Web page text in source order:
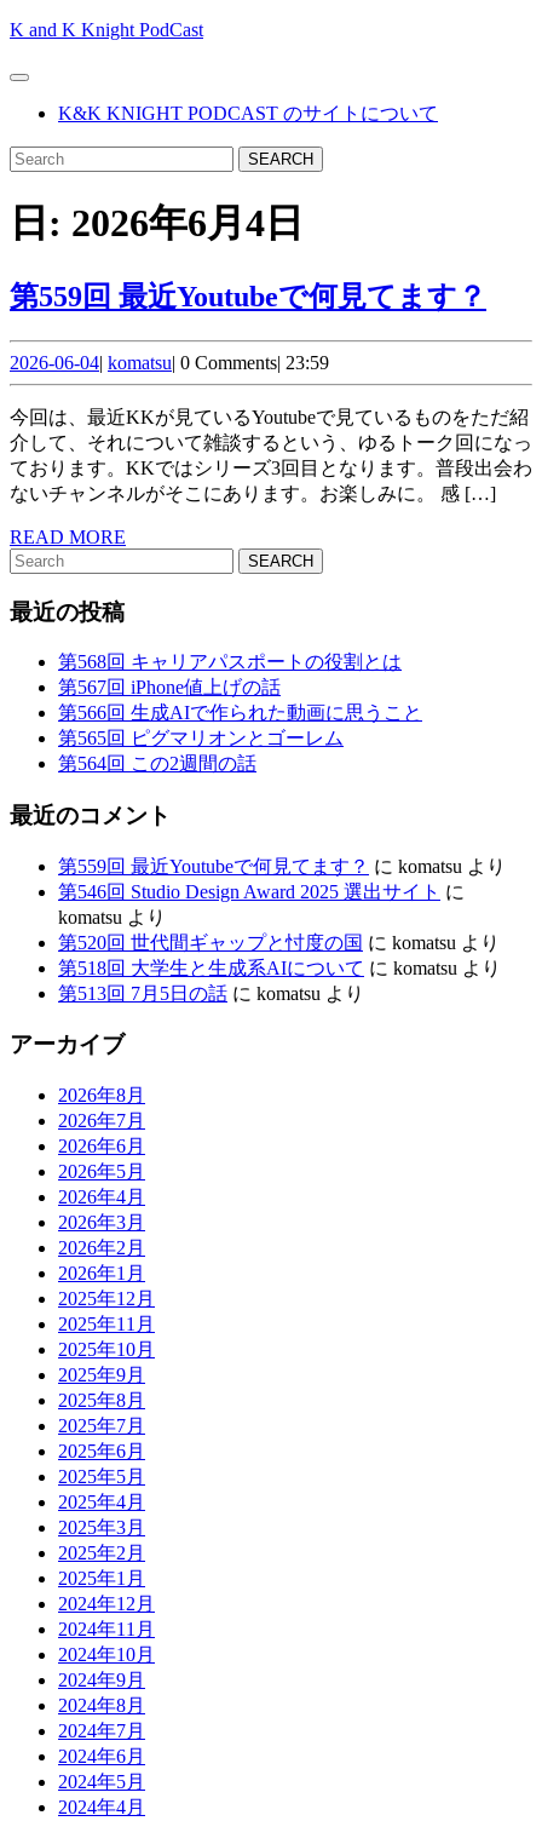
Skip
content
K and K Knight PodCast
Open
ButtonK&K KNIGHT PODCAST のサイトについて
CLOSE
BUTTON
Search
for:
日: 2026年6月4日
第559回 最近Youtubeで何見てます？
最
近
2026-06-042026-
06-
04
| komatsukomatsu
| 0 Comments| 23:59
今回は、最近KKが見ているYoutubeで見ているものをただ紹
介して、それについて雑談するという、ゆるトーク回になっ
ております。KKではシリーズ3回目となります。普段出会わ
ないチャンネルがそこにあります。お楽しみに。 感 […]
READ MORE
Search
for:
最近の投稿
第568回 キャリアパスポートの役割とは
第567回 iPhone値上げの話
第566回 生成AIで作られた動画に思うこと
第565回 ピグマリオンとゴーレム
第564回 この2週間の話
最近のコメント
第559回 最近Youtubeで何見てます？ に komatsu より
第546回 Studio Design Award 2025 選出サイト に
komatsu より
第520回 世代間ギャップと忖度の国 に komatsu より
第518回 大学生と生成系AIについて に komatsu より
第513回 7月5日の話 に komatsu より
アーカイブ
2026年8月
2026年7月
2026年6月
2026年5月
2026年4月
2026年3月
2026年2月
2026年1月
2025年12月
2025年11月
2025年10月
2025年9月
2025年8月
2025年7月
2025年6月
2025年5月
2025年4月
2025年3月
2025年2月
2025年1月
2024年12月
2024年11月
2024年10月
2024年9月
2024年8月
2024年7月
2024年6月
2024年5月
2024年4月